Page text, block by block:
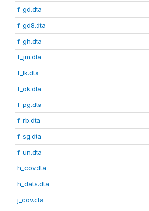
f_gd.dta
f_gd8.dta
f_gh.dta
f_jm.dta
f_lk.dta
f_ok.dta
f_pg.dta
f_rb.dta
f_sg.dta
f_un.dta
h_cov.dta
h_data.dta
j_cov.dta